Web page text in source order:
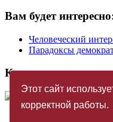
Этот сайт
корректной работы.
Вам будет
Человеческий
Парадоксы
Купить журнал